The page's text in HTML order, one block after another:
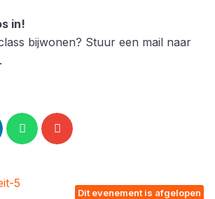
in!
bijwonen? Stuur een mail naar
.
Dit evenement is afgelopen